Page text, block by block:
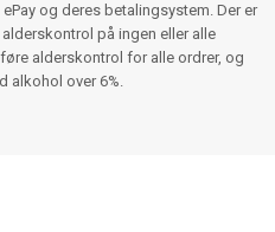
og deres betalingsystem. Der er
på ingen eller alle
alderskontrol for alle ordrer, og
alkohol over 6%.